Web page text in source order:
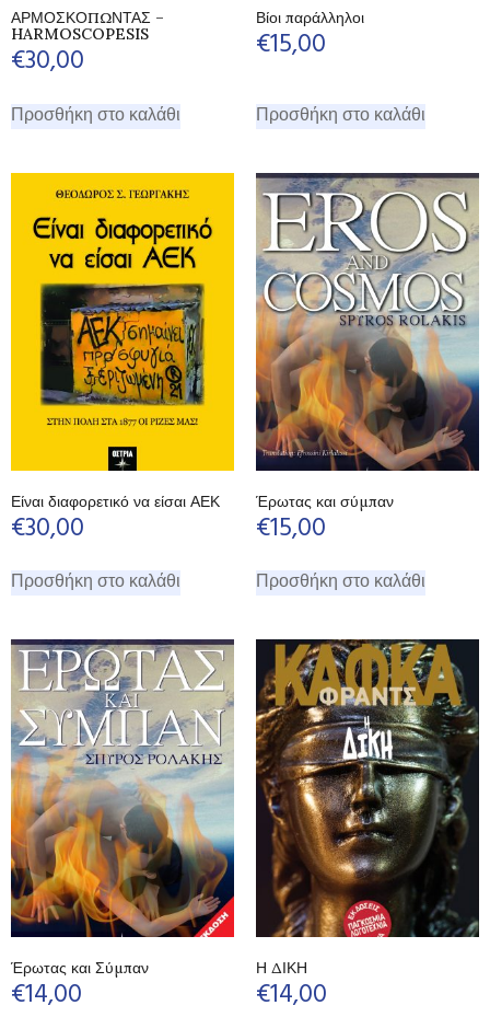
ΑΡΜΟΣΚΟΠΩΝΤΑΣ –
HARMOSCOPESIS
€30,00
Προσθήκη στο καλάθι
Βίοι παράλληλοι
€15,00
Προσθήκη στο καλάθι
Είναι διαφορετικό να είσαι ΑΕΚ
€30,00
Προσθήκη στο καλάθι
Έρωτας και σύμπαν
€15,00
Προσθήκη στο καλάθι
Έρωτας και Σύμπαν
€14,00
Η ΔΙΚΗ
€14,00